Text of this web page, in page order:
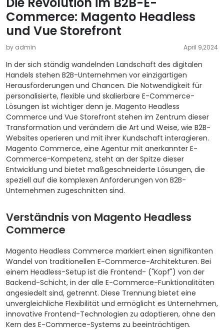
Commerce: Magento Headless
und Vue Storefront
by admin April 9,2024
In der sich ständig wandelnden Landschaft des digitalen
Handels stehen B2B-Unternehmen vor einzigartigen
Herausforderungen und Chancen. Die Notwendigkeit für
personalisierte, flexible und skalierbare E-Commerce-
Lösungen ist wichtiger denn je. Magento Headless
Commerce und Vue Storefront stehen im Zentrum dieser
Transformation und verändern die Art und Weise, wie B2B-
Websites operieren und mit ihrer Kundschaft interagieren.
Magento Commerce, eine Agentur mit anerkannter E-
Commerce-Kompetenz, steht an der Spitze dieser
Entwicklung und bietet maßgeschneiderte Lösungen, die
speziell auf die komplexen Anforderungen von B2B-
Unternehmen zugeschnitten sind.
Verständnis von Magento Headless
Commerce
Magento Headless Commerce markiert einen signifikanten
Wandel von traditionellen E-Commerce-Architekturen. Bei
einem Headless-Setup ist die Frontend- ("Kopf") von der
Backend-Schicht, in der alle E-Commerce-Funktionalitäten
angesiedelt sind, getrennt. Diese Trennung bietet eine
unvergleichliche Flexibilität und ermöglicht es Unternehmen,
innovative Frontend-Technologien zu adoptieren, ohne den
Kern des E-Commerce-Systems zu beeinträchtigen.